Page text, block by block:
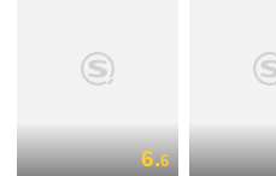
6.6